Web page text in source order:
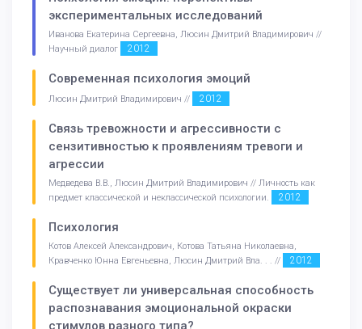
экспериментальных исследований
Иванова Екатерина Сергеевна, Люсин Дмитрий Владимирович //
Научный диалог
2012
Современная психология эмоций
Люсин Дмитрий Владимирович // 2012
Связь тревожности и агрессивности с
сензитивностью к проявлениям тревоги и
агрессии
Медведева В.В., Люсин Дмитрий Владимирович // Личность как
предмет классической и неклассической психологии.
2012
Психология
Котов Алексей Александрович, Котова Татьяна Николаевна,
Кравченко Юнна Евгеньевна, Люсин Дмитрий Вла. . . //
2012
Существует ли универсальная способность
распознавания эмоциональной окраски
стимулов разного типа?